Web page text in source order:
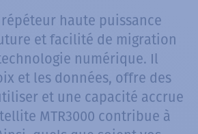
haute puissance
et facilité de migration
numérique. Il
et les données, offre des
et une capacité accrue
MTR3000 contribue à